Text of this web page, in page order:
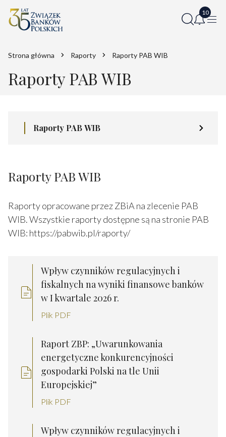
Strona główna Raporty Raporty PAB WIB
Raporty PAB WIB
Raporty PAB WIB
Raporty PAB WIB
Raporty opracowane przez ZBiA na zlecenie PAB
WIB. Wszystkie raporty dostępne są na stronie PAB
WIB: https://pabwib.pl/raporty/
Wpływ czynników regulacyjnych i
fiskalnych na wyniki finansowe banków
w I kwartale 2026 r.
Plik PDF
Raport ZBP: „Uwarunkowania
energetyczne konkurencyjności
gospodarki Polski na tle Unii
Europejskiej”
Plik PDF
Wpływ czynników regulacyjnych i